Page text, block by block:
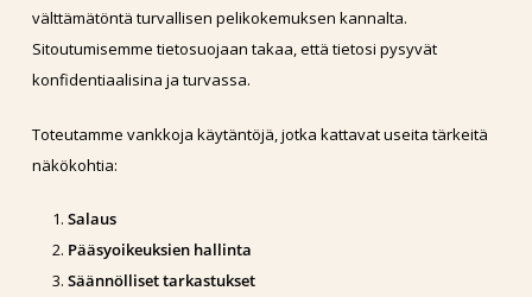
välttämätöntä turvallisen pelikokemuksen kannalta.
Sitoutumisemme tietosuojaan takaa, että tietosi pysyvät
konfidentiaalisina ja turvassa.
Toteutamme vankkoja käytäntöjä, jotka kattavat useita tärkeitä
näkökohtia:
Salaus
Pääsyoikeuksien hallinta
Säännölliset tarkastukset